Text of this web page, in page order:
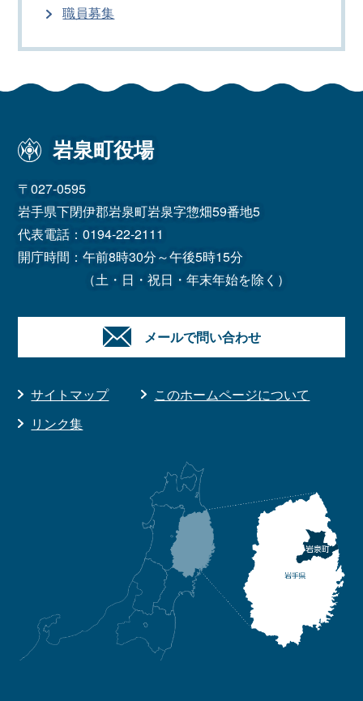
職員募集
岩泉町役場
〒027-0595
岩手県下閉伊郡岩泉町岩泉字惣畑59番地5
代表電話：0194-22-2111
開庁時間：午前8時30分～午後5時15分
（土・日・祝日・年末年始を除く）
メールで問い合わせ
サイトマップ
このホームページについて
リンク集